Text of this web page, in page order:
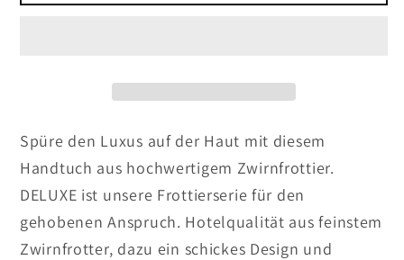
Silver
Spüre den Luxus auf der Haut mit diesem
Handtuch aus hochwertigem Zwirnfrottier.
DELUXE ist unsere Frottierserie für den
gehobenen Anspruch. Hotelqualität aus feinstem
Zwirnfrotter, dazu ein schickes Design und